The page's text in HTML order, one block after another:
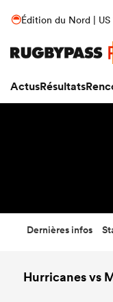
Édition du Nord | US
ActusRésultats
Dernières infos
Hurricanes vs